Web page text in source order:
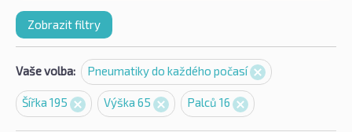
Zobrazit filtry
Vaše volba: Pneumatiky do každého počasí
Šířka 195 Výška 65 Palců 16